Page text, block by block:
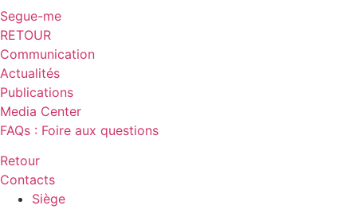
Segue-me
RETOUR
Communication
Actualités
Publications
Media Center
FAQs : Foire aux questions
Retour
Contacts
Siège